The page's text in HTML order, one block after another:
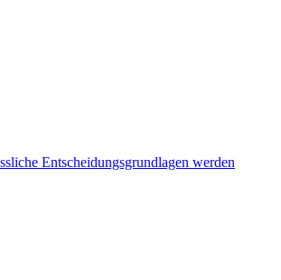
Entscheidungsgrundlagen werden